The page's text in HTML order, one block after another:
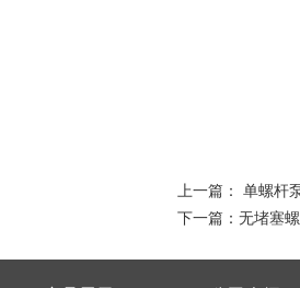
上一篇： 单螺杆
下一篇： 无堵塞